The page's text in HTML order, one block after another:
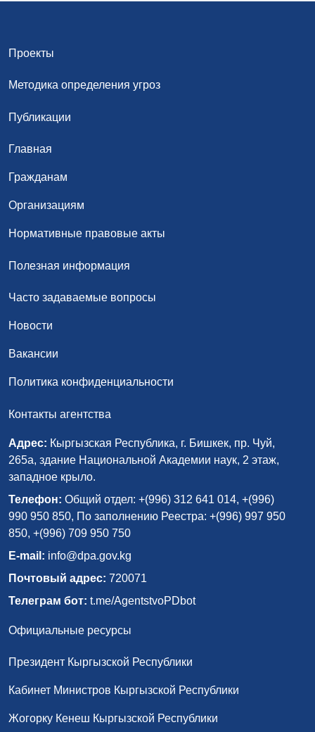
Проекты
Методика определения угроз
Публикации
Главная
Гражданам
Организациям
Нормативные правовые акты
Полезная информация
Часто задаваемые вопросы
Новости
Вакансии
Политика конфиденциальности
Контакты агентства
Адрес: Кыргызская Республика, г. Бишкек, пр. Чуй,
265а, здание Национальной Академии наук, 2 этаж,
западное крыло.
Телефон: Общий отдел: +(996) 312 641 014, +(996)
990 950 850, По заполнению Реестра: +(996) 997 950
850, +(996) 709 950 750
E-mail: info@dpa.gov.kg
Почтовый адрес: 720071
Телеграм бот: t.me/AgentstvoPDbot
Официальные ресурсы
Президент Кыргызской Республики
Кабинет Министров Кыргызской Республики
Жогорку Кенеш Кыргызской Республики